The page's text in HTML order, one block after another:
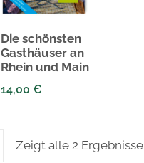
Die schönsten
Gasthäuser an
Rhein und Main
14,00€
Zeigt alle 2 Ergebnisse